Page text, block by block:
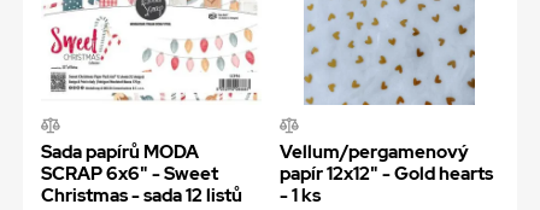
Sada papírů MODA
SCRAP 6x6" - Sweet
Christmas - sada 12 listů
Vellum/pergamenový
papír 12x12" - Gold hearts
- 1 ks